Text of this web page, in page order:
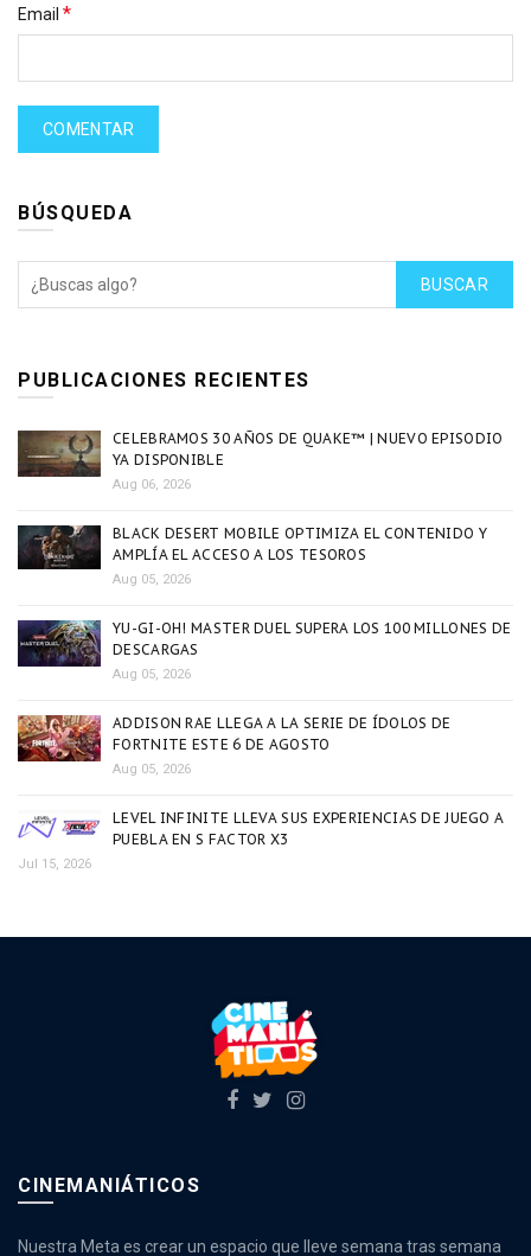
Email *
BÚSQUEDA
BUSCAR
PUBLICACIONES RECIENTES
CELEBRAMOS 30 AÑOS DE QUAKE™ | NUEVO EPISODIO
YA DISPONIBLE
Aug 06, 2026
BLACK DESERT MOBILE OPTIMIZA EL CONTENIDO Y
AMPLÍA EL ACCESO A LOS TESOROS
Aug 05, 2026
YU-GI-OH! MASTER DUEL SUPERA LOS 100 MILLONES DE
DESCARGAS
Aug 05, 2026
ADDISON RAE LLEGA A LA SERIE DE ÍDOLOS DE
FORTNITE ESTE 6 DE AGOSTO
Aug 05, 2026
LEVEL INFINITE LLEVA SUS EXPERIENCIAS DE JUEGO A
PUEBLA EN S FACTOR X3
Jul 15, 2026
CINEMANIÁTICOS
Nuestra Meta es crear un espacio que lleve semana tras semana